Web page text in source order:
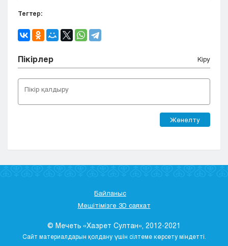
Тегтер:
Пікірлер Кіру
Жөнелту
Байланыс
Мешітімізге 3D саяхат
© Мечеть «Хазрет Султан», 2012-2021
Сайт материалдарын қолдану үшін сілтеме көрсету міндетті.